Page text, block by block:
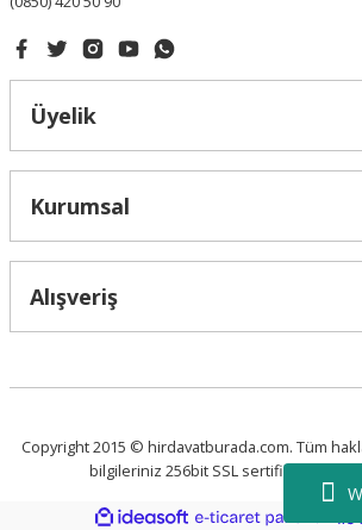
Üyelik
Kurumsal
Alışveriş
Copyright 2015 © hirdavatburada.com. Tüm
bilgileriniz 256bit SSL sertifikası ile
ideasoft